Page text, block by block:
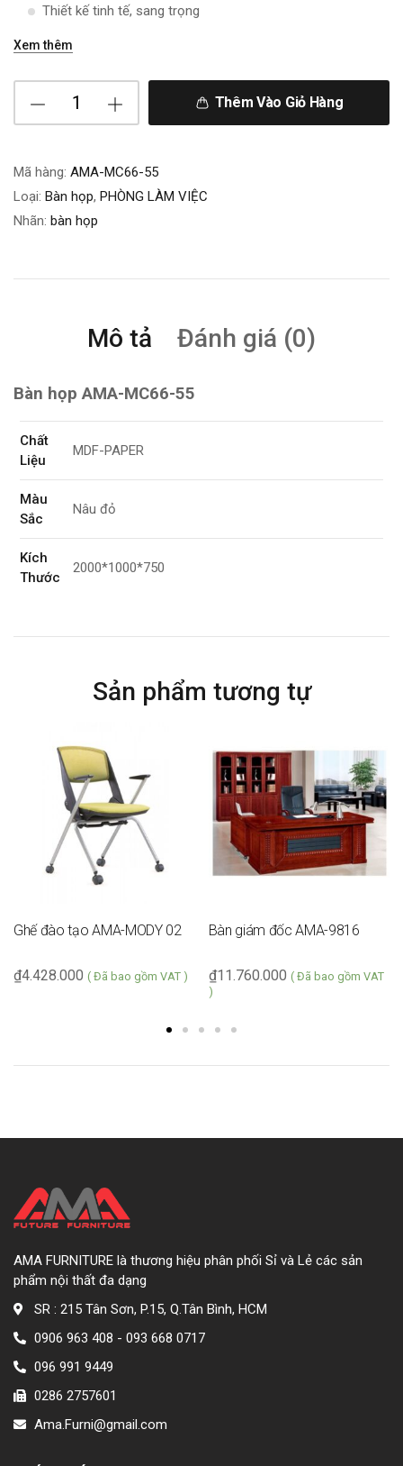
Thiết kế tinh tế, sang trọng
Xem thêm
Thêm Vào Giỏ Hàng
Mã hàng: AMA-MC66-55
Loại: Bàn họp, PHÒNG LÀM VIỆC
Nhãn: bàn họp
Mô tả Đánh giá (0)
Bàn họp AMA-MC66-55
Chất
Liệu
MDF-PAPER
Màu
Sắc
Nâu đỏ
Kích
Thước
2000*1000*750
Năng
1 nămSản phẩm tương tự
Ghế đào tạo AMA-MODY 02
4.428.000
₫ ( Đã bao gồm VAT )
Bàn giám đốc AMA-9816
11.760.000
₫
( Đã bao gồm VAT
)
AMA FURNITURE là thương hiệu phân phối Sỉ và Lẻ các sản
phẩm nội thất đa dạng
SR : 215 Tân Sơn, P.15, Q.Tân Bình, HCM
0906 963 408 - 093 668 0717
096 991 9449
0286 2757601
Ama.Furni@gmail.com